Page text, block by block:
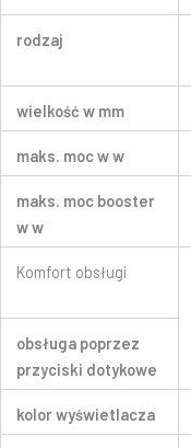
rodzaj
wielkość w mm
maks. moc w w
maks. moc booster
w w
Komfort obsługi
obsługa poprzez
przyciski dotykowe
kolor wyświetlacza